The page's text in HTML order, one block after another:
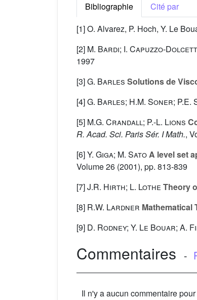
Bibliographie
Cité par
[1] O. Alvarez, P. Hoch, Y. Le
[2] M. Bardi; I. Capuzzo-
1997
[3]G. Barles Solutions de
[4]G. Barles; H.M. Soner; P.E.
[5] M.G. Crandall; P.-L. Lions
R. Acad. Sci. Paris Sér. I Math.,
[6]Y. Giga; M. SatoA level set
Volume 26 (2001), pp. 813-839
[7]J.R. Hirth; L. Lothe Theory
[8] R.W. Lardner Mathematical
[9] D. Rodney; Y. Le Bouar; A.
Commentaires -
Il n'y a aucun commentaire